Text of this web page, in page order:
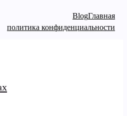
BlogГлавная
политика конфиденциальности